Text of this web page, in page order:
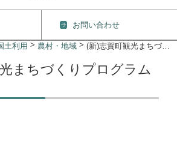
お問い合わせ
土利用 > 農村・地域 > (新)志賀町観光まちづくりプログラム策定調査
まちづくりプログラム